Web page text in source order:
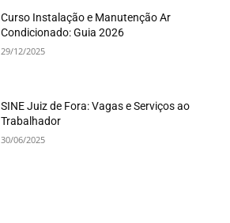
Curso Instalação e Manutenção Ar
Condicionado: Guia 2026
29/12/2025
SINE Juiz de Fora: Vagas e Serviços ao
Trabalhador
30/06/2025